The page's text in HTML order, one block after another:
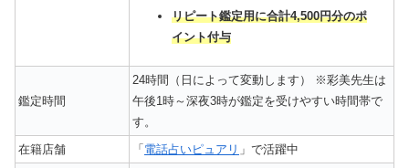
リピート鑑定用に合計4,500円分のポ
イント付与
鑑定時間
24時間（日によって変動します） ※彩美先生は
午後1時～深夜3時が鑑定を受けやすい時間帯で
す。
在籍店舗
「 電話占いピュアリ 」で活躍中